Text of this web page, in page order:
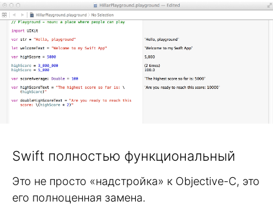
Swift полностью функциональный
Это не просто «надстройка» к Objective-C, это
его полноценная замена.